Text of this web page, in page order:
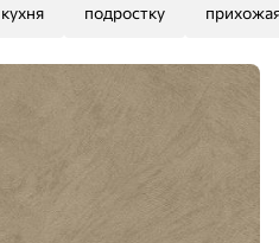
кухня подростку